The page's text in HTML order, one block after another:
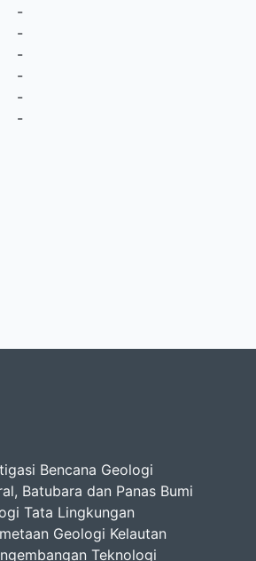
-
-
-
-
-
-
Bencana Geologi
Batubara dan Panas Bumi
Tata Lingkungan
Geologi Kelautan
Teknologi